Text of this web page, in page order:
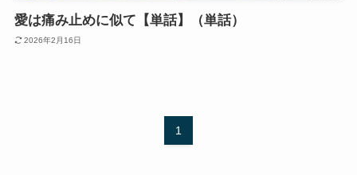
愛は痛み止めに似て【単話】（単話）
2026年2月16日
1